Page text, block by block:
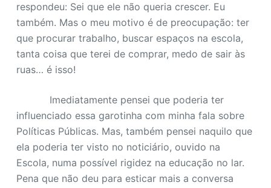
respondeu: Sei que ele não queria crescer. Eu
também. Mas o meu motivo é de preocupação: ter
que procurar trabalho, buscar espaços na escola,
tanta coisa que terei de comprar, medo de sair às
ruas… é isso!
Imediatamente pensei que poderia ter
influenciado essa garotinha com minha fala sobre
Políticas Públicas. Mas, também pensei naquilo que
ela poderia ter visto no noticiário, ouvido na
Escola, numa possível rigidez na educação no lar.
Pena que não deu para esticar mais a conversa